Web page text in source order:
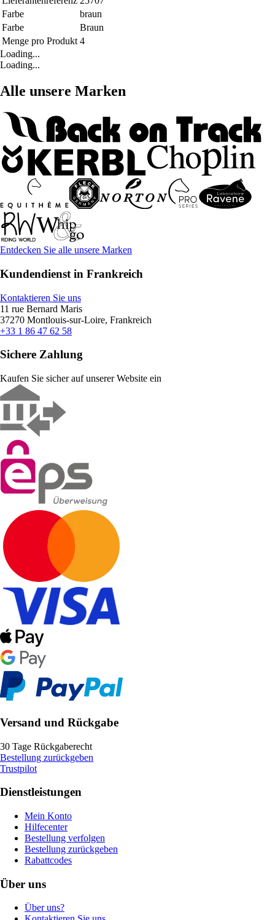
Farbe
braun
Farbe
Braun
Menge pro Produkt 4
Loading...
Loading...
Alle unsere Marken
Entdecken Sie alle unsere Marken
Kundendienst in Frankreich
Kontaktieren Sie uns
11 rue Bernard Maris
37270 Montlouis-sur-Loire, Frankreich
+33 1 86 47 62 58
Sichere Zahlung
Kaufen Sie sicher auf unserer Website ein
Versand und Rückgabe
30 Tage Rückgaberecht
Bestellung zurückgeben
Trustpilot
Dienstleistungen
Mein Konto
Hilfecenter
Bestellung verfolgen
Bestellung zurückgeben
Rabattcodes
Über uns
Über uns?